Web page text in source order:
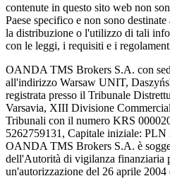
contenute in questo sito web non
Paese specifico e non sono
la distribuzione o l'utilizzo di tali
con le leggi, i requisiti e i
OANDA TMS Brokers S.A. con
all'indirizzo Warsaw UNIT,
registrata presso il Tribunale
Varsavia, XIII Divisione
Tribunali con il numero KRS
5262759131, Capitale iniziale: PLN
OANDA TMS Brokers S.A. è
dell'Autorità di vigilanza finanziaria
un'autorizzazione del 26 aprile